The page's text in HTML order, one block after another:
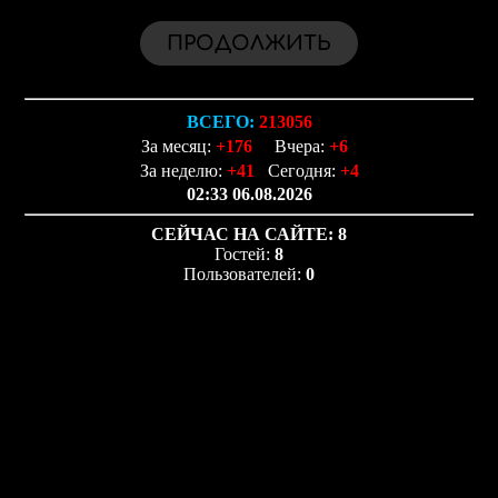
ВСЕГО: 213056
За месяц: +176 Вчера: +6
За неделю: +41 Сегодня: +4
02:33 06.08.2026
СЕЙЧАС НА САЙТЕ: 8
Гостей: 8
Пользователей: 0